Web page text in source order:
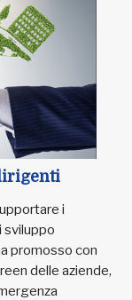
i
sviluppo
promosso con
delle aziende,